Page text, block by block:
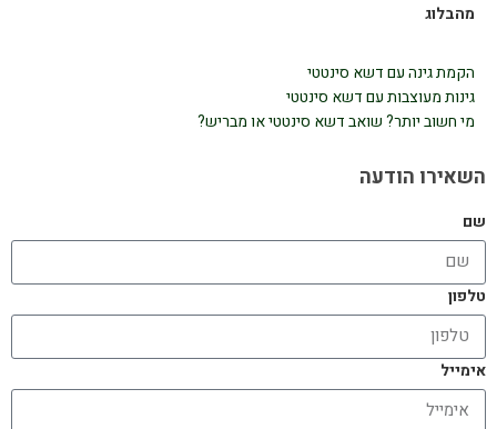
מהבלוג
הקמת גינה עם דשא סינטטי
גינות מעוצבות עם דשא סינטטי
מי חשוב יותר? שואב דשא סינטטי או מבריש?
השאירו הודעה
שם
טלפון
אימייל